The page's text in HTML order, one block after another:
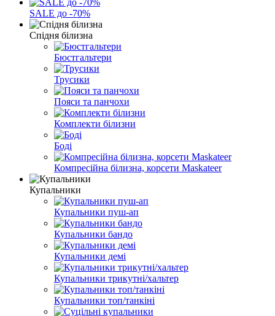
SALE до -70%
Спідня білизна
Бюстгальтери
Трусики
Пояси та панчохи
Комплекти білизни
Боді
Компресійна білизна, корсети Maskateer
Купальники
Купальники пуш-ап
Купальники бандо
Купальники демі
Купальники трикутні/хальтер
Купальники топ/танкіні